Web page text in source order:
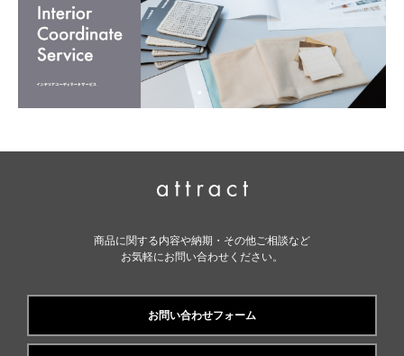
商品に関する内容や納期・その他ご相談など
お気軽にお問い合わせください。
お問い合わせフォーム